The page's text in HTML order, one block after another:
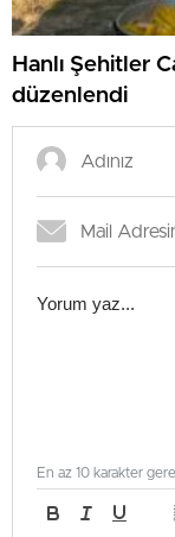
Hanlı Şehitler
düzenlendi
En az 10 karakter